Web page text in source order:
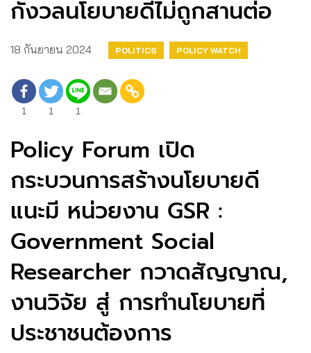
กังวลนโยบายดีไม่ถูกสานต่อ
18 กันยายน 2024 POLITICS POLICY WATCH
1 1 1
Policy Forum เปิด
กระบวนการสร้างนโยบายดี
แนะมี หน่วยงาน GSR :
Government Social
Researcher กวาดสัญญาณ,
งานวิจัย สู่ การทำนโยบายที่
ประชาชนต้องการ